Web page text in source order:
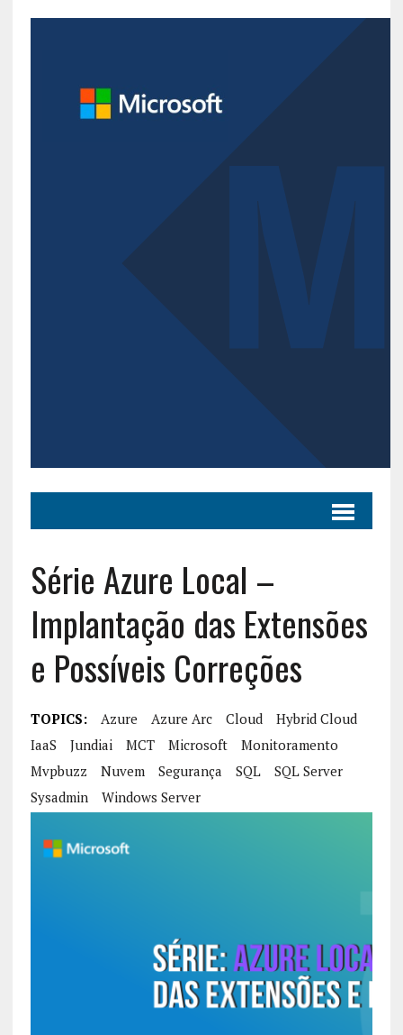
Série Azure Local –
Implantação das Extensões
e Possíveis Correções
TOPICS: Azure Azure Arc Cloud
Hybrid Cloud
IaaS
Jundiai MCT Microsoft
Monitoramento
Mvpbuzz
Nuvem Segurança SQL
SQL Server
Sysadmin
Windows Server